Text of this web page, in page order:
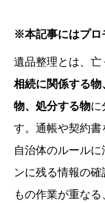
※本記事にはプロ
遺品整理とは、亡
相続に関係する
物、処分する物に
す。通帳や契約書
自治体のルール
ンに残る情報の
もの作業が重な